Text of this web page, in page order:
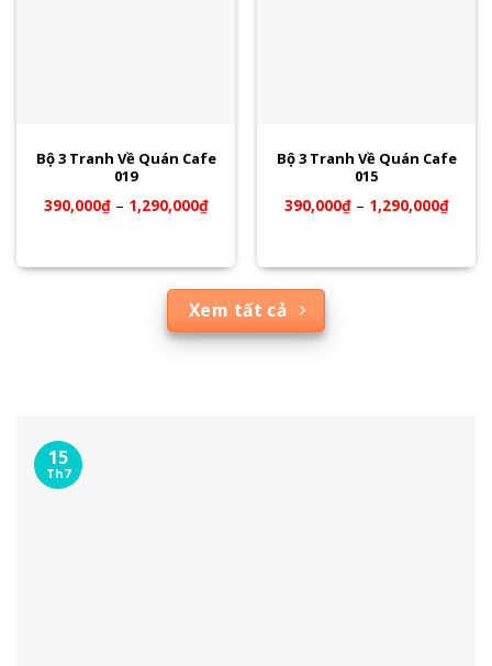
Bộ 3 Tranh Về Quán Cafe
019
390,000₫– 1,290,000₫
Bộ 3 Tranh Về Quán Cafe
015
390,000₫– 1,290,000₫
Xem tất cả
15
Th7